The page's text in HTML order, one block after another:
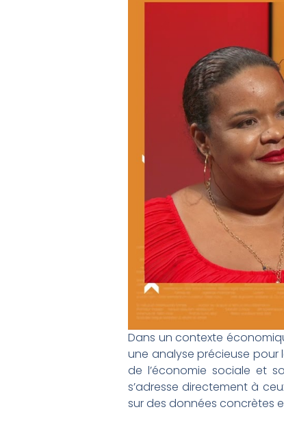
Dans un contexte
une analyse précieuse pour
de l’économie sociale et
s’adresse directement à
sur des données concrètes